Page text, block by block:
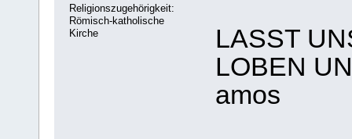
Religionszugehörigkeit:
Römisch-katholische
Kirche
LASST
LOBEN
amos